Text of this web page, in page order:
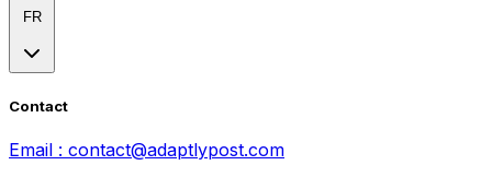
FR
Contact
Email : contact@adaptlypost.com